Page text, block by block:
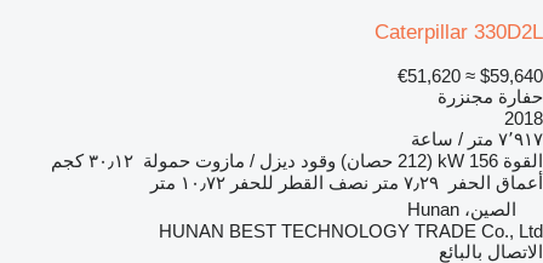
Caterpillar 330D2L
$59,640
≈ €51,620
حفارة مجنزرة
2018
٧٬٩١٧ متر / ساعة
القوة 156 kW (212 حصان) وقود ديزل / مازوت حمولة ٣٠٫١٢ كجم
أعماق الحفر
٧٫٢٩ متر نصف القطر للحفر ١٠٫٧٢ متر
الصين، Hunan
HUNAN BEST TECHNOLOGY TRADE Co., Ltd
الاتصال بالبائع